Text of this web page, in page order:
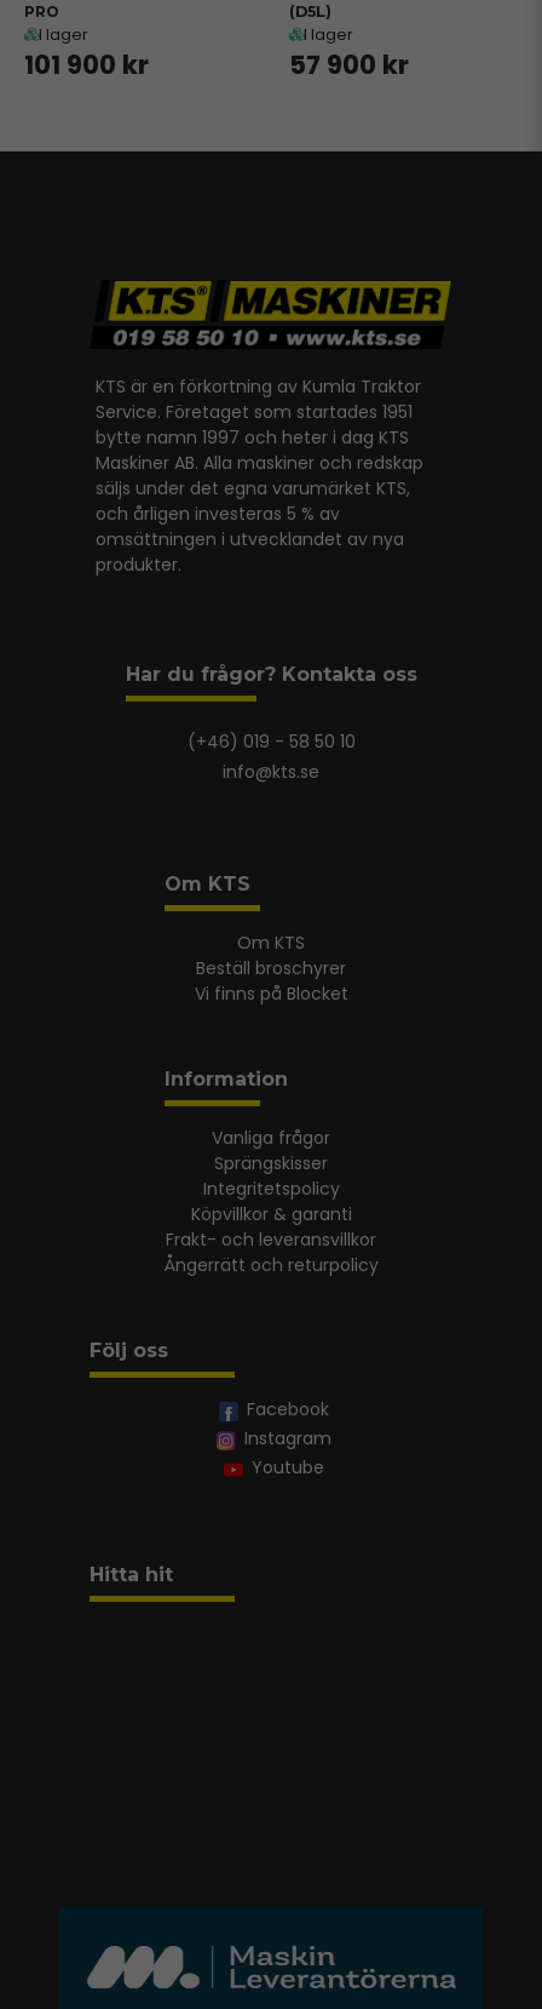
PRO
I lager
101 900 kr
(D5L)
I lager
57 900 kr
KTS är en förkortning av Kumla Traktor
Service. Företaget som startades 1951
bytte namn 1997 och heter i dag KTS
Maskiner AB. Alla maskiner och redskap
säljs under det egna varumärket KTS,
och årligen investeras 5 % av
omsättningen i utvecklandet av nya
produkter.
Har du frågor? Kontakta oss
(+46) 019 - 58 50 10
info@kts.se
Om KTS
Om KTS
Beställ broschyrer
Vi finns på Blocket
Information
Vanliga frågor
Sprängskisser
Integritetspolicy
Köpvillkor & garanti
Frakt- och leveransvillkor
Ångerrätt och returpolicy
Följ oss
Facebook
Instagram
Youtube
Hitta hit